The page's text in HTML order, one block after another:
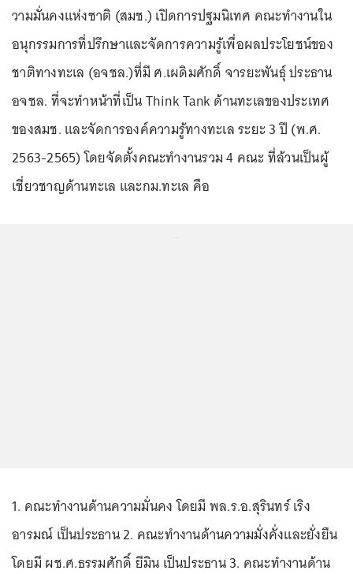
วามมั่นคงแห่งชาติ (สมช.) เปิดการปฐมนิเทศ คณะทำงานใน
อนุกรรมการที่ปรึกษาและจัดการความรู้เพื่อผลประโยชน์ของ
ชาติทางทะเล (อจชล.)ที่มี ศ.เผดิมศักดิ์ จารยะพันธุ์ ประธาน
อจชล. ที่จะทำหน้าที่เป็น Think Tank ด้านทะเลของประเทศ
ของสมช. และจัดการองค์ความรู้ทางทะเล ระยะ 3 ปี (พ.ศ.
2563-2565) โดยจัดตั้งคณะทำงานรวม 4 คณะ ที่ล้วนเป็นผู้
เชี่ยวชาญด้านทะเล และกม.ทะเล คือ
1. คณะทำงานด้านความมั่นคง โดยมี พล.ร.อ.สุรินทร์ เริง
อารมณ์ เป็นประธาน 2. คณะทำงานด้านความมั่งคั่งและยั่งยืน
โดยมี ผช.ศ.ธรรมศักดิ์ ยีมิน เป็นประธาน 3. คณะทำงานด้าน